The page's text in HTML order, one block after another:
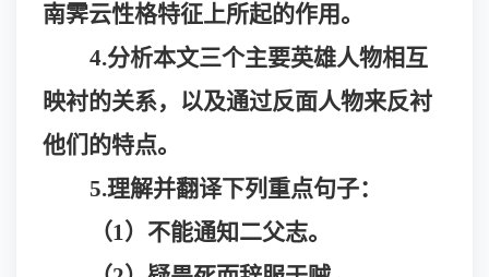
南霁云性格特征上所起的作用。
4.分析本文三个主要英雄人物相互
映衬的关系，以及通过反面人物来反衬
他们的特点。
5.理解并翻译下列重点句子：
（1）不能通知二父志。